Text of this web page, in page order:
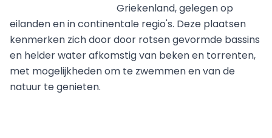
Griekenland, gelegen op
eilanden en in continentale regio's. Deze plaatsen
kenmerken zich door door rotsen gevormde bassins
en helder water afkomstig van beken en torrenten,
met mogelijkheden om te zwemmen en van de
natuur te genieten.